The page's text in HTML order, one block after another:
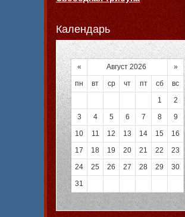
Календарь
« Август 2026
»
пн
вт ср чт пт сб
вс
1
2
3
4 5 6 7 8
9
10
11 12 13 14 15
16
17
18 19 20 21 22
23
24
25 26 27 28 29
30
31